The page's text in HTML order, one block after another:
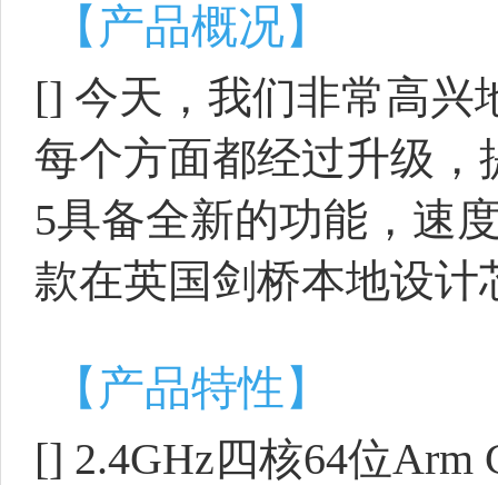
【产品概况】
[] 今天，我们非常高兴
每个方面都经过升级，
5具备全新的功能，速
款在英国剑桥本地设计
【产品特性】
[] 2.4GHz四核64位Arm